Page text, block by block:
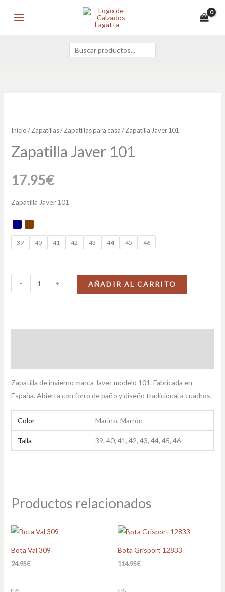
Buscar
Inicio/Zapatillas/Zapatillas para casa/ Zapatilla Javer 101
Zapatilla Javer 101
17.95€
Zapatilla Javer 101
39 40 41 42 43 44 45 46
-
101
+ AÑADIR AL CARRITO
Zapatilla de invierno marca Javer modelo 101. Fabricada en
España. Abierta con forro de paño y diseño tradicional a cuadros.
Color Marino, Marrón
Talla 39, 40, 41, 42, 43, 44, 45, 46
Productos relacionados
Bota Val 309
24.95€
Bota Grisport 12833
114.95€